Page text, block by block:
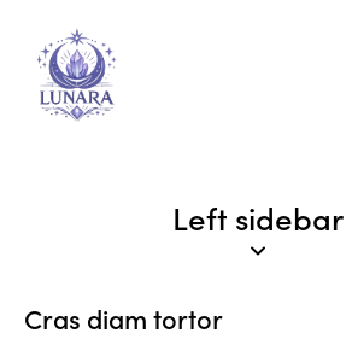
Left sidebar
Cras diam tortor